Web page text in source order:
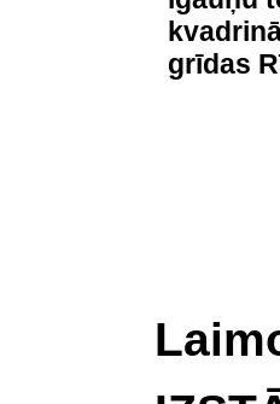
grīdas